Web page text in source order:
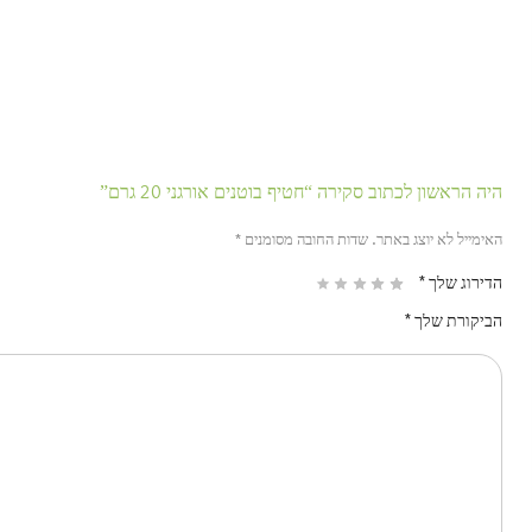
היה הראשון לכתוב סקירה “חטיף בוטנים אורגני 20 גרם”
האימייל לא יוצג באתר. שדות החובה מסומנים *
הדירוג שלך*
הביקורת שלך*